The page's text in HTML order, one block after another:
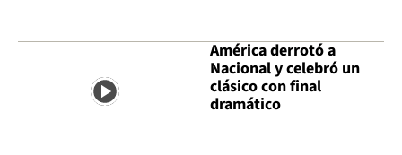
América derrotó a
Nacional y celebró un
clásico con final
dramático